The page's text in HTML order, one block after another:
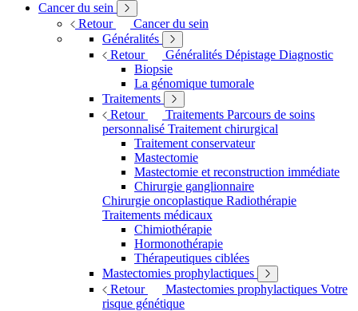
Cancer du sein
Retour
Cancer du sein
Généralités
Retour
Généralités Dépistage Diagnostic
Biopsie
La génomique tumorale
Traitements
Retour
Traitements Parcours de soins
personnalisé Traitement chirurgical
Traitement conservateur
Mastectomie
Mastectomie et reconstruction immédiate
Chirurgie ganglionnaire
Chirurgie oncoplastique Radiothérapie
Traitements médicaux
Chimiothérapie
Hormonothérapie
Thérapeutiques ciblées
Mastectomies prophylactiques
Retour
Mastectomies prophylactiques Votre
risque génétique